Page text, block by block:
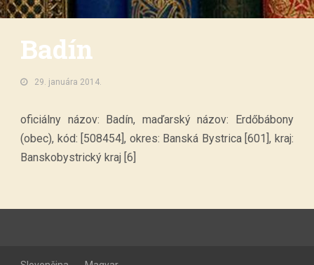
Badín
29. januára 2014.
oficiálny názov: Badín, maďarský názov: Erdőbábony
(obec), kód: [508454], okres: Banská Bystrica [601], kraj:
Banskobystrický kraj [6]